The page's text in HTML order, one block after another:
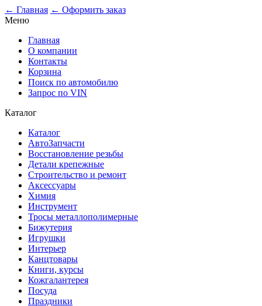
← Главная ← Оформить заказ
Меню
Главная
О компании
Контакты
Корзина
Поиск по автомобилю
Запрос по VIN
Каталог
Каталог
АвтоЗапчасти
Восстановление резьбы
Детали крепежные
Строительство и ремонт
Аксессуары
Химия
Инструмент
Тросы металлополимерные
Бижутерия
Игрушки
Интерьер
Канцтовары
Книги, курсы
Кожгалантерея
Посуда
Праздники